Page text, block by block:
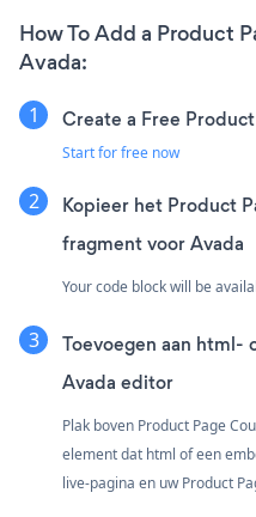
How To Add a Product
Avada:
Create a Free
Start for free now
Kopieer het Product
fragment voor Avada
Your code block will be
Toevoegen aan
Avada editor
Plak boven Product Page
element dat html of een
live-pagina en uw Product